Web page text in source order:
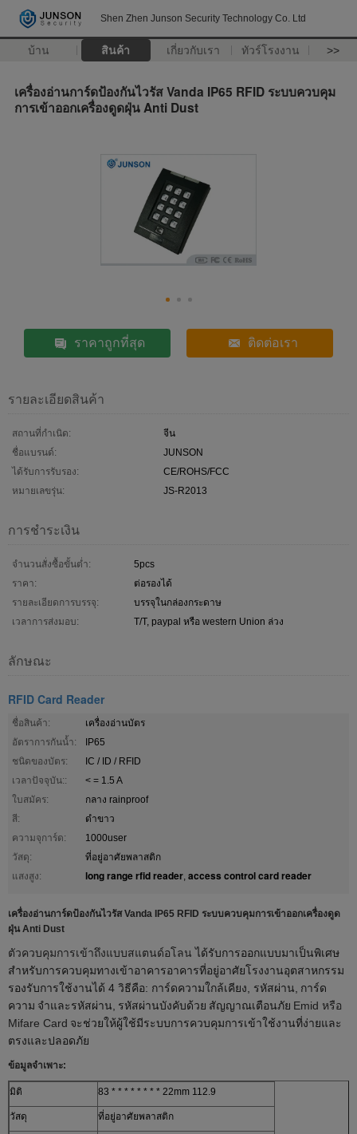
Shen Zhen Junson Security Technology Co. Ltd
บ้าน สินค้า เกี่ยวกับเรา ทัวร์โรงงาน >>
เครื่องอ่านการ์ดป้องกันไวรัส Vanda IP65 RFID ระบบควบคุม
การเข้าออกเครื่องดูดฝุ่น Anti Dust
ราคาถูกที่สุด ติดต่อเรา
รายละเอียดสินค้า
สถานที่กำเนิด:
จีน
ชื่อแบรนด์:
JUNSON
ได้รับการรับรอง:
CE/ROHS/FCC
หมายเลขรุ่น:
JS-R2013
การชำระเงิน
จำนวนสั่งซื้อขั้นต่ำ:
5pcs
ราคา:
ต่อรองได้
รายละเอียดการบรรจุ:
บรรจุในกล่องกระดาษ
เวลาการส่งมอบ:
T/T, paypal หรือ western Union ล่วง
ลักษณะ
RFID Card Reader
ชื่อสินค้า:
เครื่องอ่านบัตร
อัตราการกันน้ำ:
IP65
ชนิดของบัตร:
IC / ID / RFID
เวลาปัจจุบัน::
< = 1.5 A
ใบสมัคร:
กลาง rainproof
สี:
ดำขาว
ความจุการ์ด:
1000user
วัสดุ:
ที่อยู่อาศัยพลาสติก
แสงสูง:
long range rfid reader, access control card reader
เครื่องอ่านการ์ดป้องกันไวรัส Vanda IP65 RFID ระบบควบคุมการเข้าออกเครื่องดูด
ฝุ่น Anti Dust
ตัวควบคุมการเข้าถึงแบบสแตนด์อโลนได้รับการออกแบบมาเป็นพิเศษ
สำหรับการควบคุมทางเข้าอาคารอาคารที่อยู่อาศัยโรงงานอุตสาหกรรม
รองรับการใช้งานได้ 4 วิธีคือ: การ์ดความใกล้เคียง, รหัสผ่าน, การ์ด
ความ จำและรหัสผ่าน, รหัสผ่านบังคับด้วย สัญญาณเตือนภัย Emid หรือ
Mifare Card จะช่วยให้ผู้ใช้มีระบบการควบคุมการเข้าใช้งานที่ง่ายและ
ตรงและปลอดภัย
ข้อมูลจำเพาะ:
มิติ 83 * * * * * * * * 22mm 112.9
วัสดุ ที่อยู่อาศัยพลาสติก